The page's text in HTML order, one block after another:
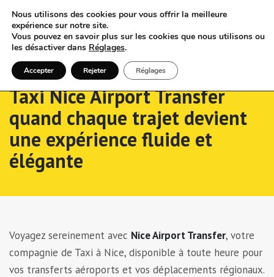
Taxi Nice Airport Transfer
quand chaque trajet devient
une expérience fluide et
élégante
Voyagez sereinement avec Nice Airport Transfer, votre
compagnie de Taxi à Nice, disponible à toute heure pour
vos transferts aéroports et vos déplacements régionaux.
Nous utilisons des cookies pour vous offrir la meilleure
expérience sur notre site.
Vous pouvez en savoir plus sur les cookies que nous utilisons ou
les désactiver dans Réglages.
Accepter Rejeter Réglages